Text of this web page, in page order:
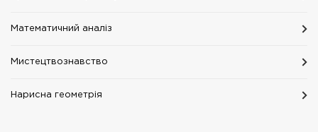
Математичний аналіз
Мистецтвознавство
Нарисна геометрія